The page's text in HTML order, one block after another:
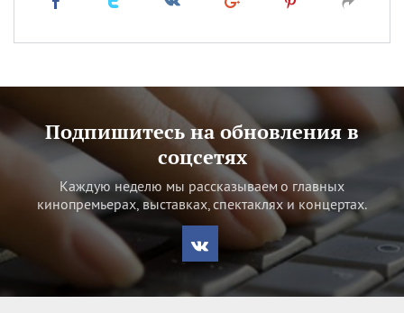
Подпишитесь на обновления в
соцсетях
Каждую неделю мы рассказываем о главных
кинопремьерах, выставках, спектаклях и концертах.